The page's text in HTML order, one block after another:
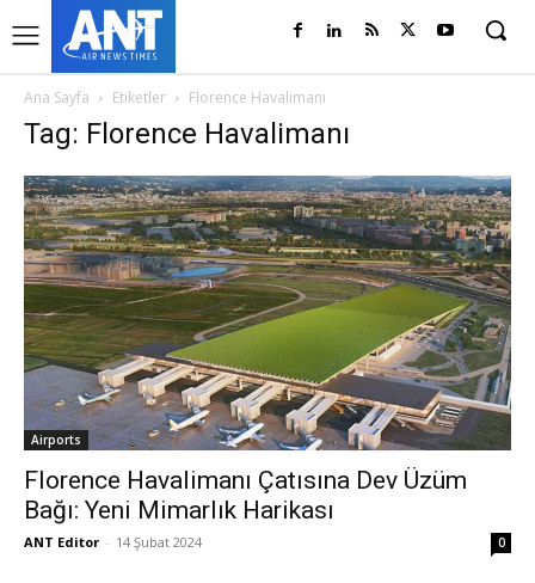
Ana Sayfa Etiketler Florence Havalimanı
Tag: Florence Havalimanı
Airports
Florence Havalimanı Çatısına Dev Üzüm
Bağı: Yeni Mimarlık Harikası
ANT Editor - 14 Şubat 2024 0